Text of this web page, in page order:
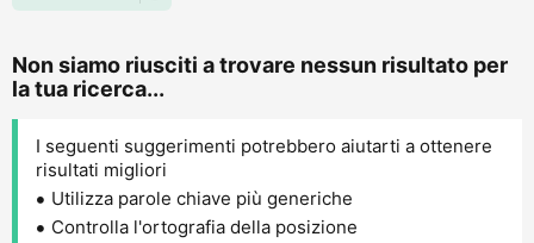
Non siamo riusciti a trovare nessun risultato per
la tua ricerca...
I seguenti suggerimenti potrebbero aiutarti a ottenere
risultati migliori
Utilizza parole chiave più generiche
Controlla l'ortografia della posizione